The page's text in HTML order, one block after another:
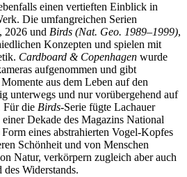
einen vertieften Einblick in
Die umfangreichen Serien
, 2026 und Birds (Nat. Geo. 1989–1999),
Konzepten und spielen mit
Cardboard & Copenhagen wurde
aufgenommen und gibt
aus dem Leben auf den
unterwegs und nur vorübergehend auf
Für die Birds-Serie fügte Lachauer
Dekade des Magazins National
eines abstrahierten Vogel-Kopfes
Schönheit und von Menschen
Natur, verkörpern zugleich aber auch
Widerstands.